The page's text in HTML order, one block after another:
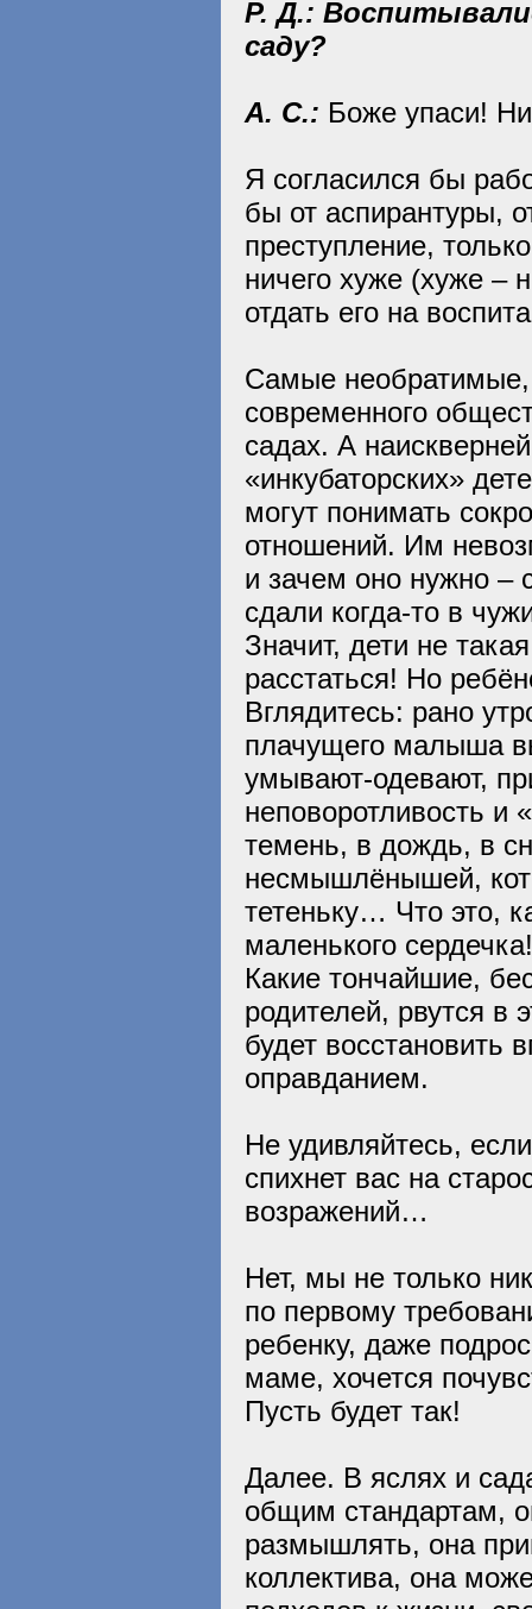
Р. Д.:
саду?
А. С.: Боже упаси!
Я согласился бы
бы от аспирантуры,
преступление,
ничего хуже (хуже –
отдать его на
Самые необратимые,
современного
садах. А
«инкубаторских»
могут понимать
отношений. Им
и зачем оно нужно –
сдали когда-то в
Значит, дети не
расстаться! Но
Вглядитесь: рано
плачущего малыша
умывают-одевают,
неповоротливость и
темень, в дождь, в
несмышлёнышей,
тетеньку… Что это,
маленького
Какие тончайшие,
родителей, рвутся в
будет восстановить
оправданием.
Не удивляйтесь,
спихнет вас на
возражений…
Нет, мы не только
по первому
ребенку, даже
маме, хочется
Пусть будет так!
Далее. В яслях и
общим стандартам,
размышлять, она
коллектива, она